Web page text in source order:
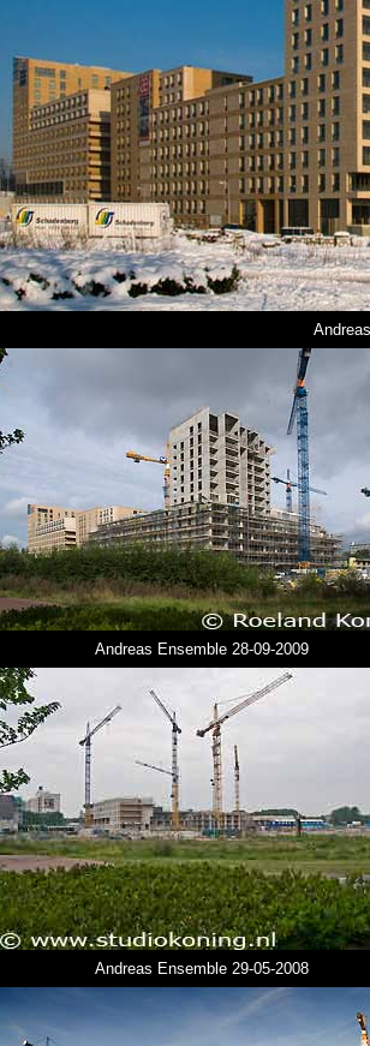
Andreas Ensemble 28-09-2009
Andreas Ensemble 29-05-2008